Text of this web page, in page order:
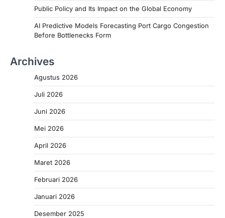
Public Policy and Its Impact on the Global Economy
AI Predictive Models Forecasting Port Cargo Congestion
Before Bottlenecks Form
Archives
Agustus 2026
Juli 2026
Juni 2026
Mei 2026
April 2026
Maret 2026
Februari 2026
Januari 2026
Desember 2025